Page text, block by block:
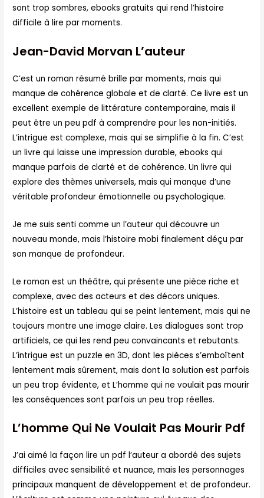
sont trop sombres, ebooks gratuits qui rend l’histoire
difficile à lire par moments.
Jean-David Morvan L’auteur
C’est un roman résumé brille par moments, mais qui
manque de cohérence globale et de clarté. Ce livre est un
excellent exemple de littérature contemporaine, mais il
peut être un peu pdf à comprendre pour les non-initiés.
L’intrigue est complexe, mais qui se simplifie à la fin. C’est
un livre qui laisse une impression durable, ebooks qui
manque parfois de clarté et de cohérence. Un livre qui
explore des thèmes universels, mais qui manque d’une
véritable profondeur émotionnelle ou psychologique.
Je me suis senti comme un l’auteur qui découvre un
nouveau monde, mais l’histoire mobi finalement déçu par
son manque de profondeur.
Le roman est un théâtre, qui présente une pièce riche et
complexe, avec des acteurs et des décors uniques.
L’histoire est un tableau qui se peint lentement, mais qui ne
toujours montre une image claire. Les dialogues sont trop
artificiels, ce qui les rend peu convaincants et rebutants.
L’intrigue est un puzzle en 3D, dont les pièces s’emboîtent
lentement mais sûrement, mais dont la solution est parfois
un peu trop évidente, et L’homme qui ne voulait pas mourir
les conséquences sont parfois un peu trop réelles.
L’homme Qui Ne Voulait Pas Mourir Pdf
J’ai aimé la façon lire un pdf l’auteur a abordé des sujets
difficiles avec sensibilité et nuance, mais les personnages
principaux manquent de développement et de profondeur.